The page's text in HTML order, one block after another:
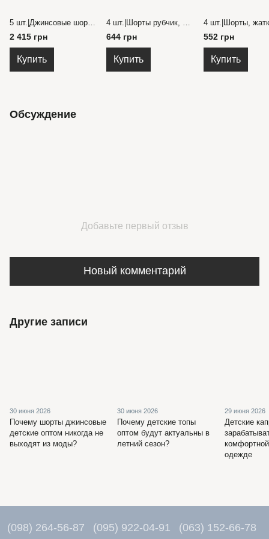
2 415 грн
Купить
644 грн
Купить
552 грн
Купить
Обсуждение
Добавьте первый отзыв
Новый комментарий
Другие записи
30 июня 2026
Почему шорты джинсовые
детские оптом никогда не
выходят из моды?
30 июня 2026
Почему детские топы
оптом будут актуальны в
летний сезон?
29 июня 2026
Детские
одежде
(098) 264-56-87 (095) 922-04-91 (063) 152-66-78